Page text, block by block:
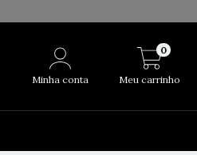
Minha conta Meu carrinho
0